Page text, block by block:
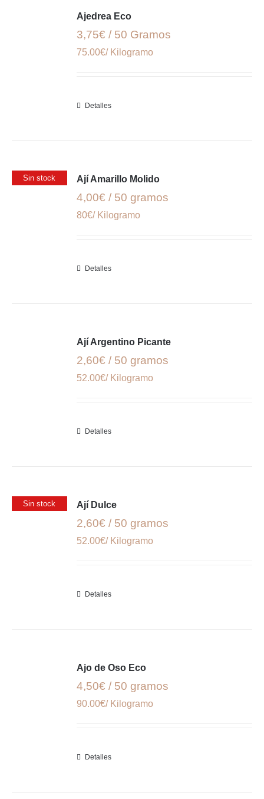
Ajedrea Eco
3,75€ / 50 Gramos
75.00€/ Kilogramo
Detalles
Sin stock Ají Amarillo Molido
4,00€ / 50 gramos
80€/ Kilogramo
Detalles
Ají Argentino Picante
2,60€ / 50 gramos
52.00€/ Kilogramo
Detalles
Sin stock Ají Dulce
2,60€ / 50 gramos
52.00€/ Kilogramo
Detalles
Ajo de Oso Eco
4,50€ / 50 gramos
90.00€/ Kilogramo
Detalles